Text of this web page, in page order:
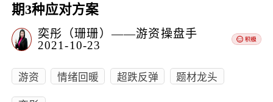
期3种应对方案
奕彤（珊珊）——游资操盘手
2021-10-23
游资 情绪回暖 超跌反弹
题材龙头